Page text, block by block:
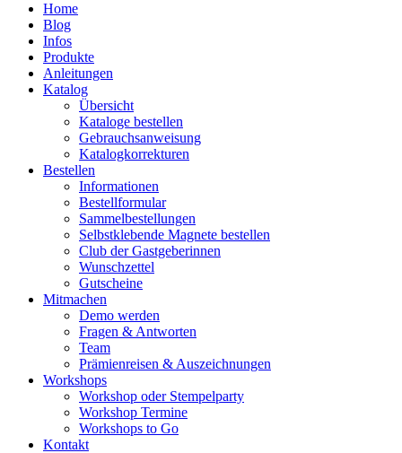
Home
Blog
Infos
Produkte
Anleitungen
Katalog
Übersicht
Kataloge bestellen
Gebrauchsanweisung
Katalogkorrekturen
Bestellen
Informationen
Bestellformular
Sammelbestellungen
Selbstklebende Magnete bestellen
Club der Gastgeberinnen
Wunschzettel
Gutscheine
Mitmachen
Demo werden
Fragen & Antworten
Team
Prämienreisen & Auszeichnungen
Workshops
Workshop oder Stempelparty
Workshop Termine
Workshops to Go
Kontakt